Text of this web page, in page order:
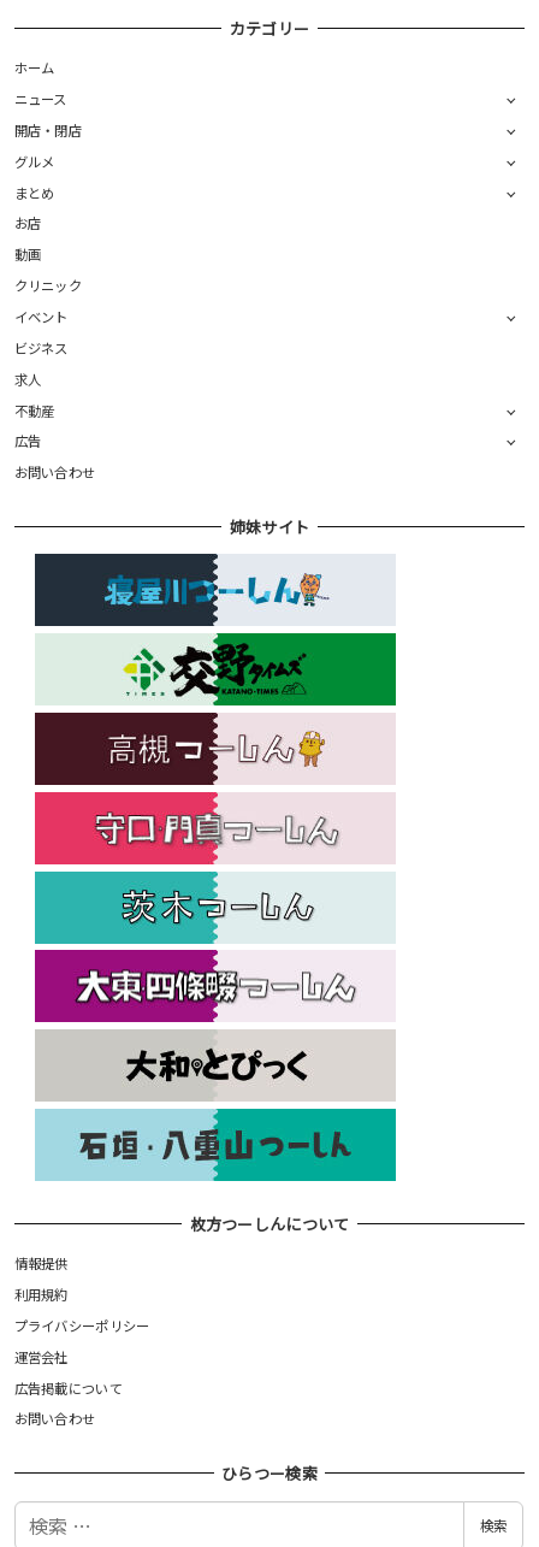
カテゴリー
ホーム
ニュース
開店・閉店
グルメ
まとめ
お店
動画
クリニック
イベント
ビジネス
求人
不動産
広告
お問い合わせ
姉妹サイト
枚方つーしんについて
情報提供
利用規約
プライバシーポリシー
運営会社
広告掲載について
お問い合わせ
ひらつー検索
検
検索